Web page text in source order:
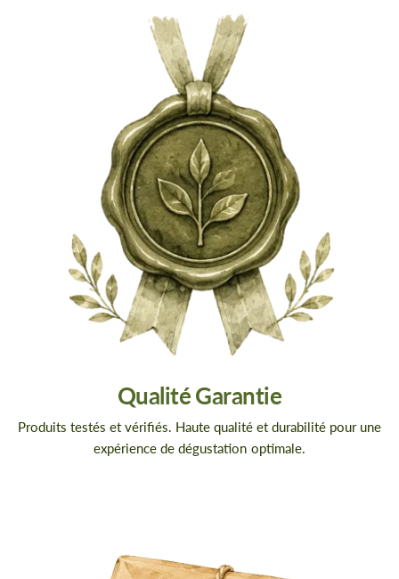
Qualité Garantie
Produits testés et vérifiés. Haute qualité et durabilité pour une
expérience de dégustation optimale.